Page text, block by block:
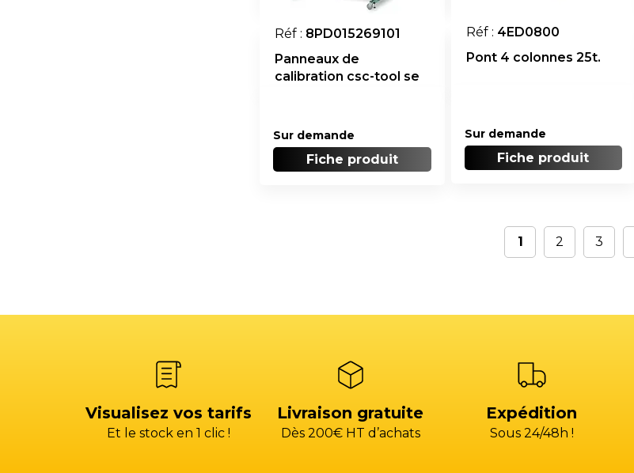
Réf : 8PD015269101
Panneaux de
calibration csc-tool se
Sur demande
Fiche produit
Réf : 4ED0800
Pont 4 colonnes 25t.
Sur demande
Fiche produit
1 2 3
Visualisez vos tarifs
Et le stock en 1 clic !
Livraison gratuite
Dès 200€ HT d’achats
Expédition
Sous 24/48h !